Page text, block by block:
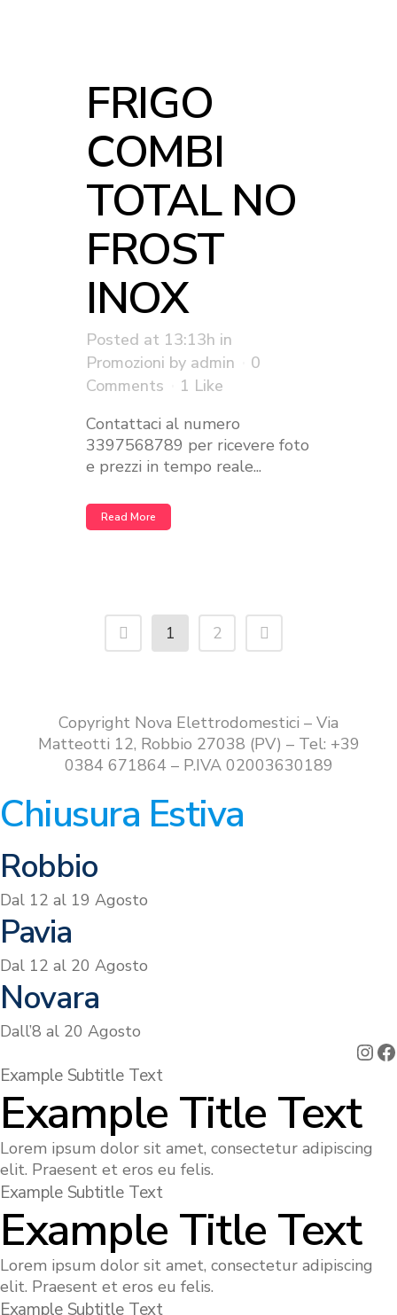
FRIGO
COMBI
TOTAL NO
FROST
INOX
Posted at 13:13h in
Promozioni by admin
0
Comments
1 Like
Contattaci al numero
3397568789 per ricevere foto
e prezzi in tempo reale...
Read More
1 2
Copyright Nova Elettrodomestici – Via
Matteotti 12, Robbio 27038 (PV) – Tel: +39
0384 671864 – P.IVA 02003630189
Chiusura Estiva
Robbio
Dal 12 al 19 Agosto
Pavia
Dal 12 al 20 Agosto
Novara
Dall’8 al 20 Agosto
Example Subtitle Text
Example Title Text
Lorem ipsum dolor sit amet, consectetur adipiscing
elit. Praesent et eros eu felis.
Example Subtitle Text
Example Title Text
Lorem ipsum dolor sit amet, consectetur adipiscing
elit. Praesent et eros eu felis.
Example Subtitle Text